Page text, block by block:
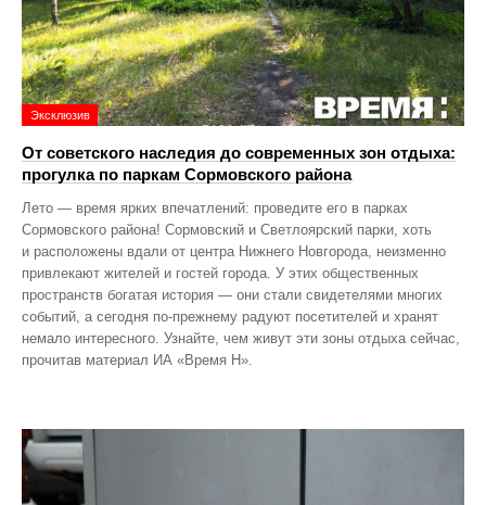
Эксклюзив
От советского наследия до современных зон отдыха:
прогулка по паркам Сормовского района
Лето — время ярких впечатлений: проведите его в парках
Сормовского района! Сормовский и Светлоярский парки, хоть
и расположены вдали от центра Нижнего Новгорода, неизменно
привлекают жителей и гостей города. У этих общественных
пространств богатая история — они стали свидетелями многих
событий, а сегодня по‑прежнему радуют посетителей и хранят
немало интересного. Узнайте, чем живут эти зоны отдыха сейчас,
прочитав материал ИА «Время Н».